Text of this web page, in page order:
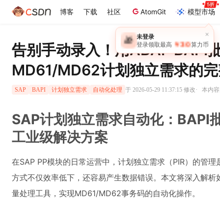
博客 下载 社区 AtomGit 模型市场
×
🎁 未登录
登录领取最高 ￥30 算力币
告别手动录入！用ABAP BAPI
MD61/MD62计划独立需求的
SAP BAPI 计划独立需求 自动化处理 于 2026-05-29 11:37:15 修改· 本内
SAP计划独立需求自动化：BAPI
工业级解决方案
在SAP PP模块的日常运营中，计划独立需求（PIR）的管
方式不仅效率低下，还容易产生数据错误。本文将深入解
量处理工具，实现MD61/MD62事务码的自动化操作。